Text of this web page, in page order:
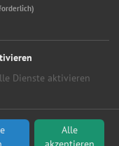
VI 1.6
VI Cabriolet
II SUV 1.2
Anfrage jetzt stellen
Dienste aktivieren
Alle